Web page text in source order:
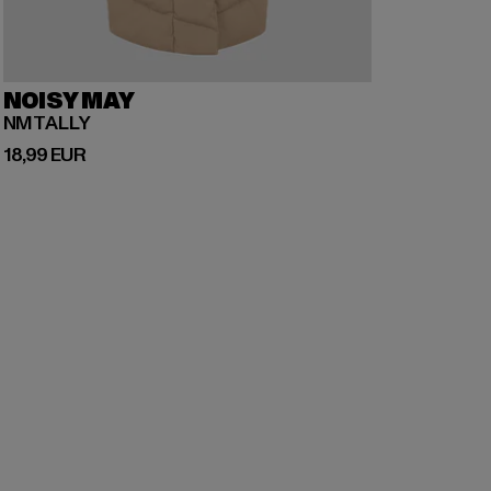
NOISY MAY
NMTALLY
18,99 EUR
Prix courant: 18,99 EUR